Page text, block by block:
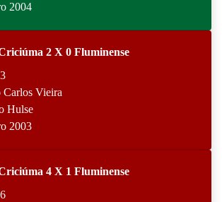
2004
2 X 0 Fluminense
Vieira
Hulse
2003
4 X 1 Fluminense